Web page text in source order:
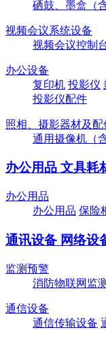
硒鼓、墨盒（
视频会议系统设备
视频会议控制
办公设备
复印机 投影仪
投影仪配件
照相、摄影器材及配
通用摄像机（
办公用品 文具耗
办公用品
办公用品 保险
通讯设备 网络设
监测预警
消防物联网监
通信设备
通信传输设备